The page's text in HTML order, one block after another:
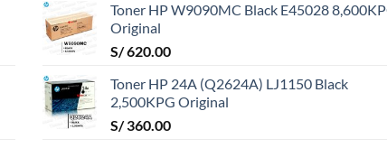
Toner HP W9090MC Black E45028
Original
S/620.00
Toner HP 24A (Q2624A) LJ1150 Black
2,500KPG Original
S/360.00